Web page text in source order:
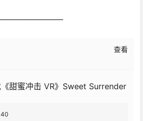
查看
甜蜜冲击 VR》Sweet Surrender